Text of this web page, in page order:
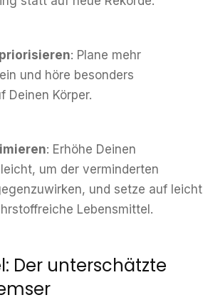
: Plane mehr
und höre besonders
Deinen Körper.
: Erhöhe Deinen
um der verminderten
und setze auf leicht
Lebensmittel.
Der unterschätzte